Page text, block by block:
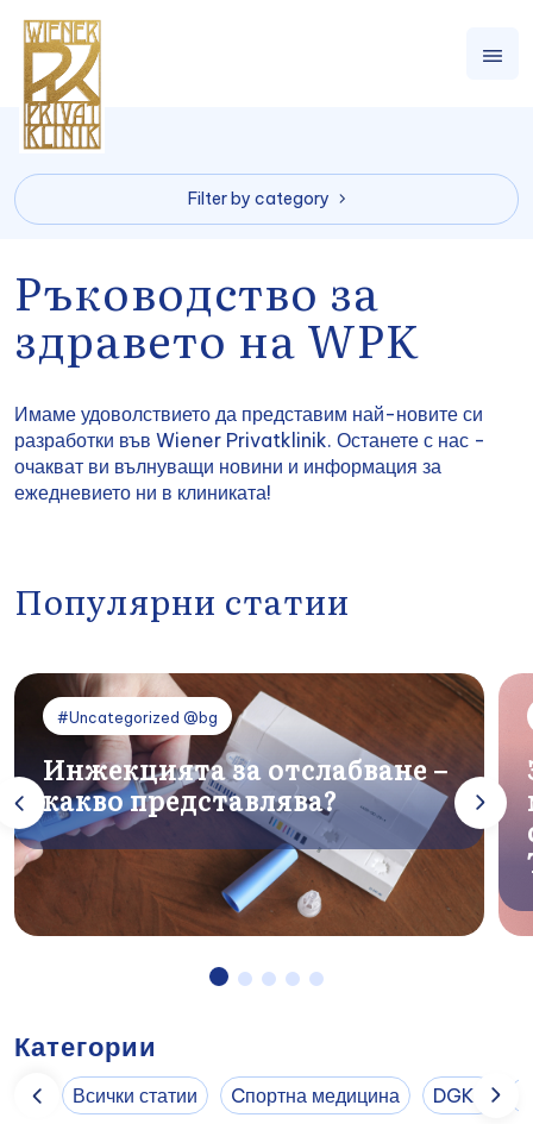
Filter by category
Ръководство за
здравето на WPK
Имаме удоволствието да представим най-новите си
разработки във Wiener Privatklinik. Останете с нас -
очакват ви вълнуващи новини и информация за
ежедневието ни в клиниката!
Популярни статии
#Uncategorized @bg
Инжекцията за отслабване –
какво представлява?
Категории
Всички статии Cпортна медицина DGKP